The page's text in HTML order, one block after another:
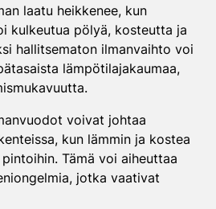
laatu heikkenee, kun
kulkeutua pölyä, kosteutta ja
hallitsematon ilmanvaihto voi
lämpötilajakaumaa,
voivat johtaa
kun lämmin ja kostea
Tämä voi aiheuttaa
jotka vaativat